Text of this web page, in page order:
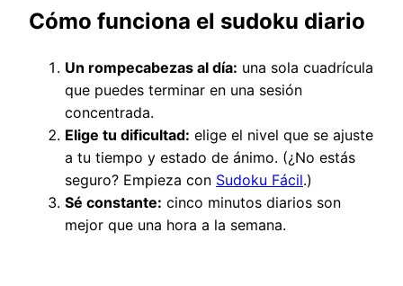
Cómo funciona el sudoku diario
Un rompecabezas al día: una sola cuadrícula
que puedes terminar en una sesión
concentrada.
Elige tu dificultad: elige el nivel que se ajuste
a tu tiempo y estado de ánimo. (¿No estás
seguro? Empieza con Sudoku Fácil.)
Sé constante: cinco minutos diarios son
mejor que una hora a la semana.